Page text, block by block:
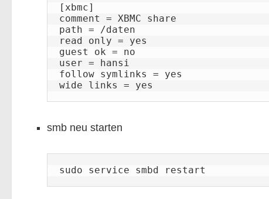
[xbmc]
comment = XBMC share
path = /daten
read only = yes
guest ok = no
user = hansi
follow symlinks = yes
wide links = yes
smb neu starten
sudo service smbd restart